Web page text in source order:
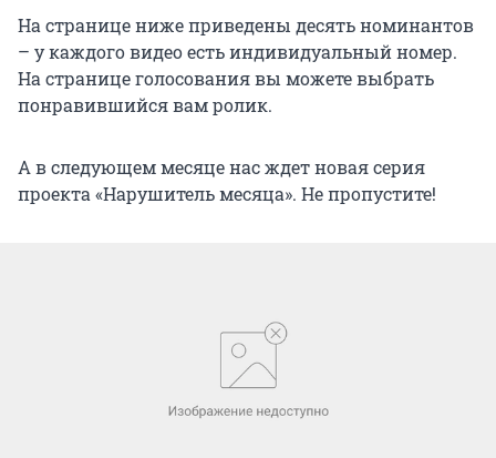
На странице ниже приведены десять номинантов
– у каждого видео есть индивидуальный номер.
На странице голосования вы можете выбрать
понравившийся вам ролик.
А в следующем месяце нас ждет новая серия
проекта «Нарушитель месяца». Не пропустите!